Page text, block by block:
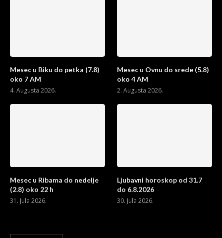
Mesec u Biku do petka (7.8)
oko 7 AM
4. Augusta 2026.
Mesec u Ovnu do srede (5.8)
oko 4 AM
2. Augusta 2026.
Mesec u Ribama do nedelje
(2.8) oko 22 h
31. Jula 2026.
Ljubavni horoskop od 31.7
do 6.8.2026
30. Jula 2026.